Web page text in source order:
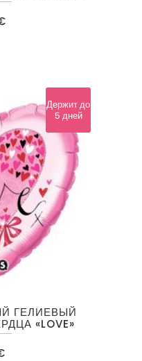
ГЕЛИЕВЫЙ
«LOVE»
Держит до
5 дней